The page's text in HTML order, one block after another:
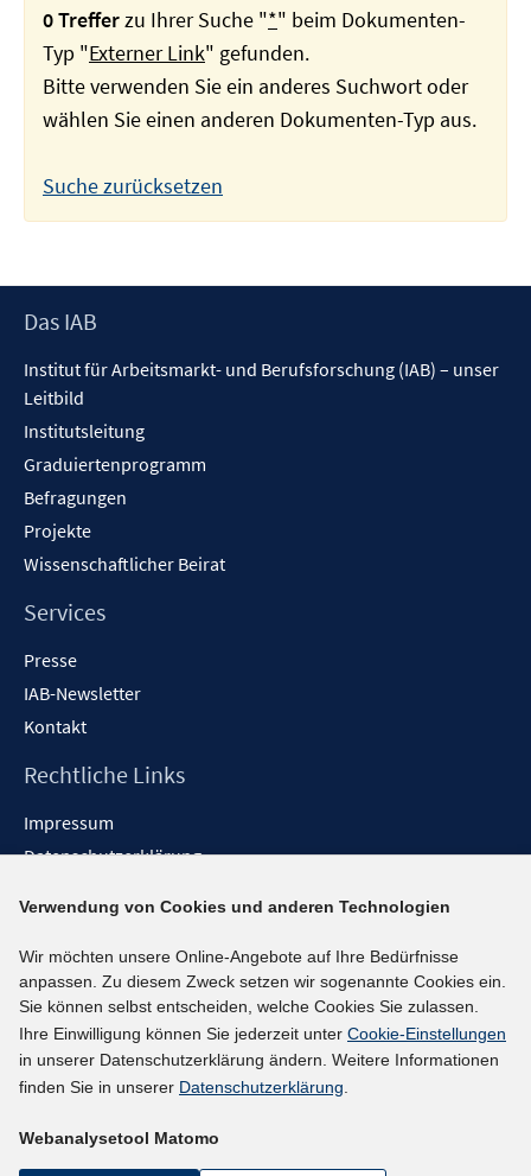
0 Trefferzu Ihrer Suche "*" beim Dokumenten-
Typ "Externer Link" gefunden.
Bitte verwenden Sie ein anderes Suchwort oder
wählen Sie einen anderen Dokumenten-Typ aus.
Suche zurücksetzen
Footer
Das IAB
Institut für Arbeitsmarkt- und Berufsforschung (IAB) – unser
Leitbild
Institutsleitung
Graduiertenprogramm
Befragungen
Projekte
Wissenschaftlicher Beirat
Services
Presse
IAB-Newsletter
Kontakt
Rechtliche Links
Impressum
Datenschutzerklärung
Barrieren melden
Social-Media-Kanäle
BlueSky
YouTube
LinkedIn
kununu
Verwendung von Cookies und anderen Technologien
Wir möchten unsere Online-Angebote auf Ihre Bedürfnisse
anpassen. Zu diesem Zweck setzen wir sogenannte Cookies ein.
Sie können selbst entscheiden, welche Cookies Sie zulassen.
Ihre Einwilligung können Sie jederzeit unter Cookie-Einstellungen
in unserer Datenschutzerklärung ändern. Weitere Informationen
finden Sie in unserer Datenschutzerklärung.
Webanalysetool Matomo